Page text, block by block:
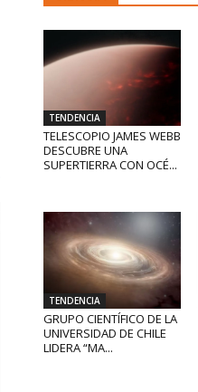
TENDENCIA
TELESCOPIO JAMES WEBB
DESCUBRE UNA
SUPERTIERRA CON OCÉ...
TENDENCIA
GRUPO CIENTÍFICO DE LA
UNIVERSIDAD DE CHILE
LIDERA “MA...